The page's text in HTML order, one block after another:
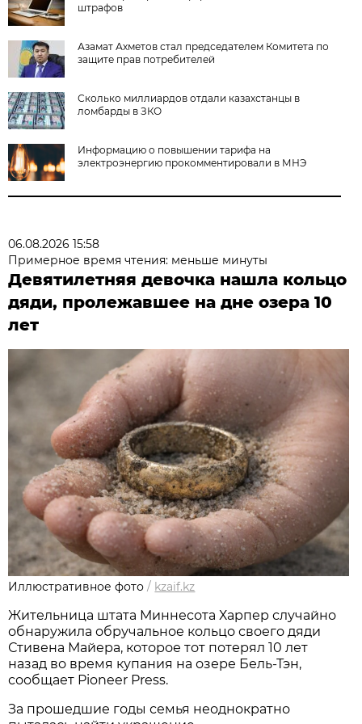
штрафов
Азамат Ахметов стал председателем Комитета по
защите прав потребителей
Сколько миллиардов отдали казахстанцы в
ломбарды в ЗКО
Информацию о повышении тарифа на
электроэнергию прокомментировали в МНЭ
06.08.2026 15:58
Примерное время чтения: меньше минуты
Девятилетняя девочка нашла кольцо
дяди, пролежавшее на дне озера 10
лет
Иллюстративное фото / kzaif.kz
Жительница штата Миннесота Харпер случайно
обнаружила обручальное кольцо своего дяди
Стивена Майера, которое тот потерял 10 лет
назад во время купания на озере Бель-Тэн,
сообщает Pioneer Press.
За прошедшие годы семья неоднократно